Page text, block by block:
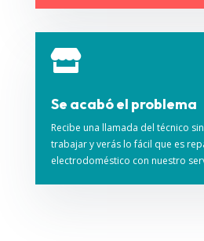

Se acabó el problema
Recibe una llamada del técnico
trabajar y verás lo fácil que es
electrodoméstico con nuestro